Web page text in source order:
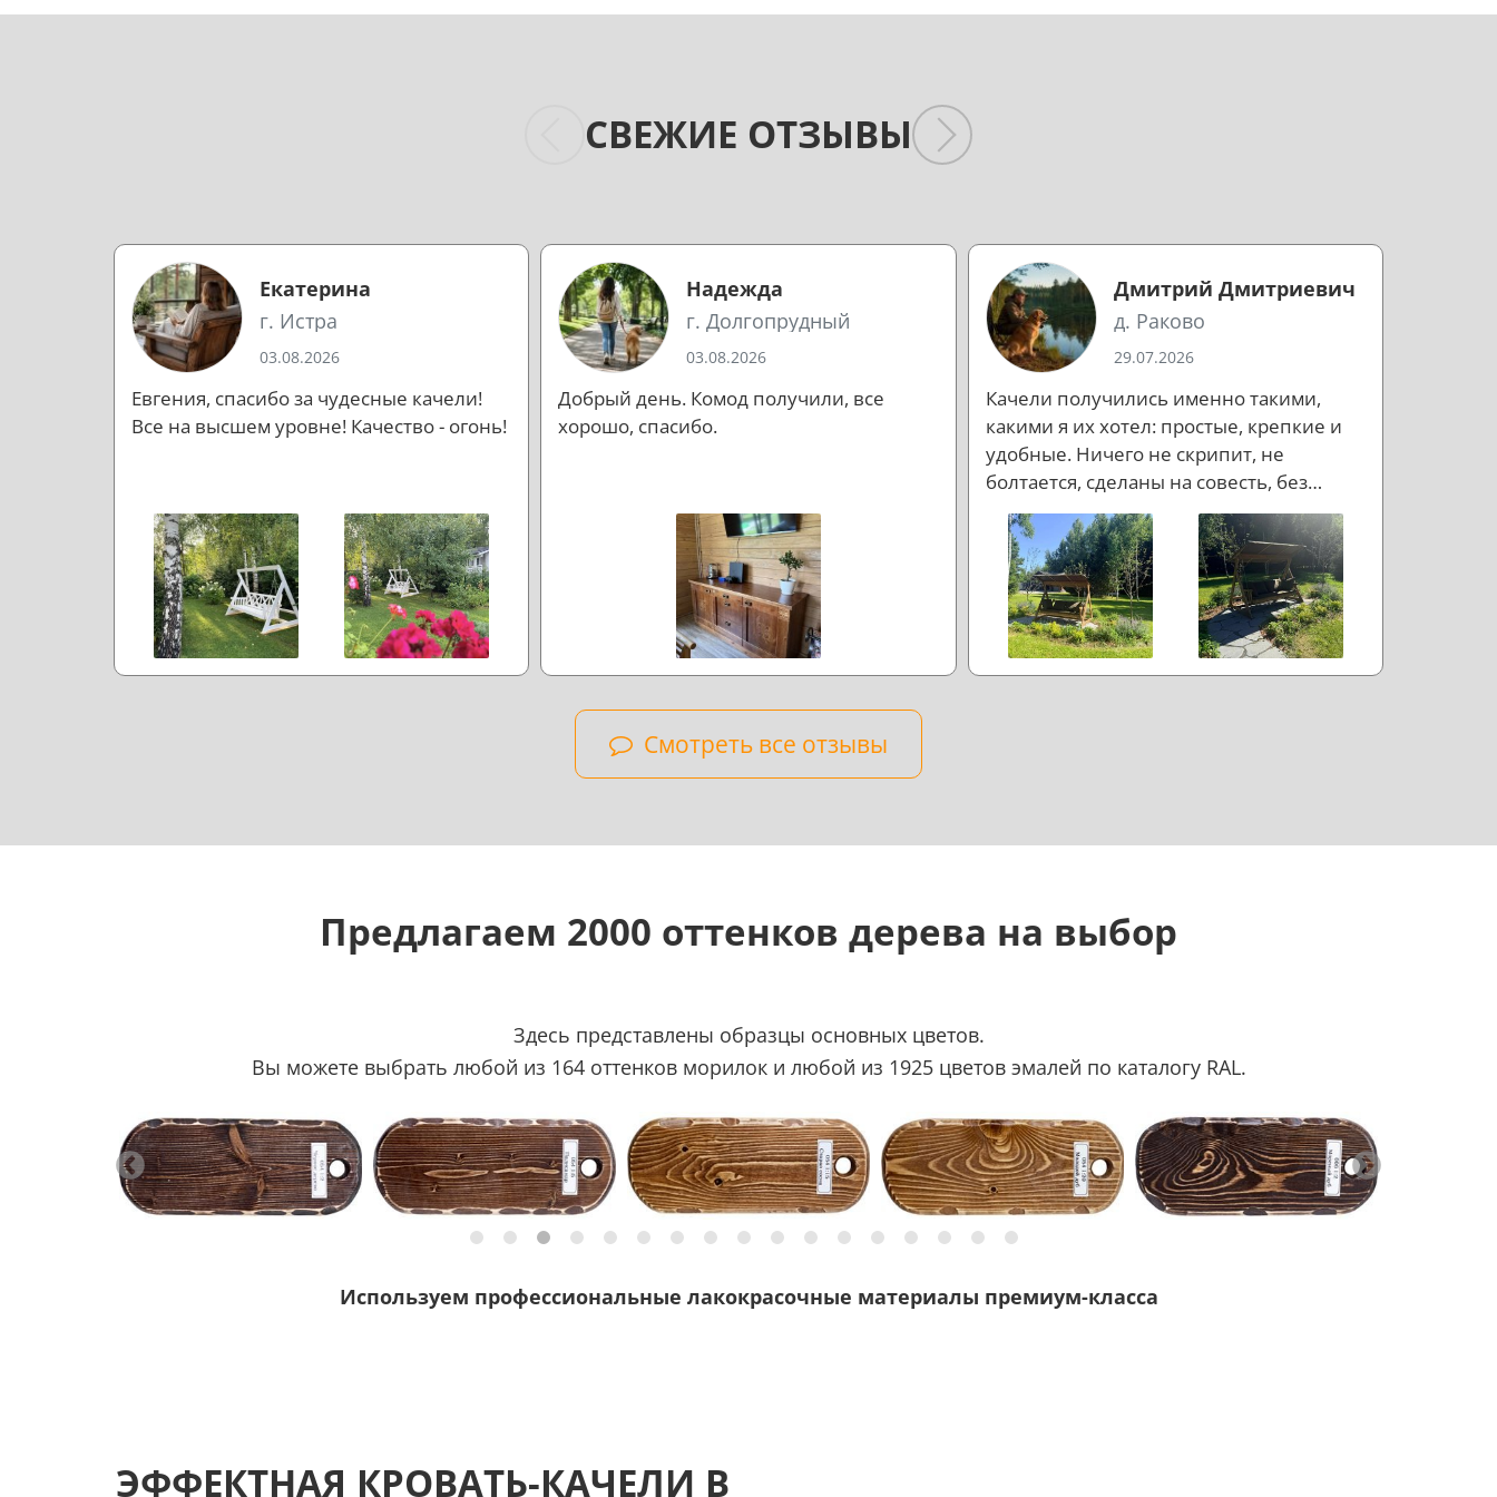
СВЕЖИЕ ОТЗЫВЫ
Екатерина
г. Истра
03.08.2026
Евгения, спасибо за чудесные качели!
Все на высшем уровне! Качество - огонь!
Надежда
г. Долгопрудный
03.08.2026
Добрый день. Комод получили, все
хорошо, спасибо.
Дмитрий Дмитриевич
д. Раково
29.07.2026
Качели получились именно такими,
какими я их хотел: простые, крепкие и
удобные. Ничего не скрипит, не
болтается, сделаны на совесть, без
лишнего пафоса, но с правильным
настроением. Если коротко: доволен.
Смотреть все отзывы
Предлагаем 2000 оттенков дерева на выбор
Здесь представлены образцы основных цветов.
Вы можете выбрать любой из 164 оттенков морилок и любой из 1925 цветов эмалей по каталогу RAL.
Используем профессиональные лакокрасочные материалы премиум-класса
ЭФФЕКТНАЯ КРОВАТЬ-КАЧЕЛИ В